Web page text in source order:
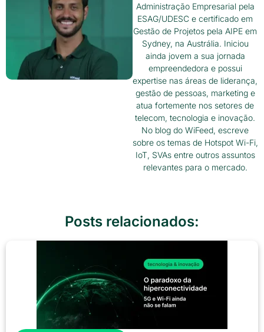
Administração Empresarial pela
ESAG/UDESC e certificado em
Gestão de Projetos pela AIPE em
Sydney, na Austrália. Iniciou
ainda jovem a sua jornada
empreendedora e possui
expertise nas áreas de liderança,
gestão de pessoas, marketing e
atua fortemente nos setores de
telecom, tecnologia e inovação.
No blog do WiFeed, escreve
sobre os temas de Hotspot Wi-Fi,
IoT, SVAs entre outros assuntos
relevantes para o mercado.
Posts relacionados: